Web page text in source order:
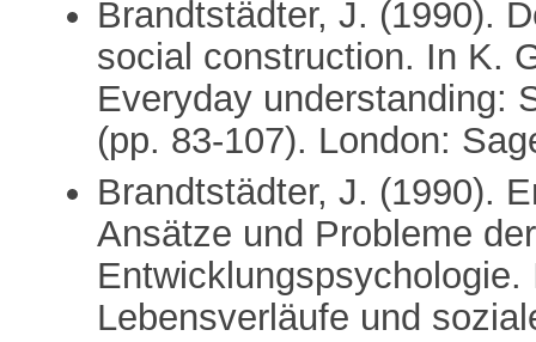
Brandtstädter, J. (1990).
social construction. In K.
Everyday understanding:
(pp. 83-107). London:
Brandtstädter, J. (1990).
Ansätze und Probleme
Lebensverläufe und